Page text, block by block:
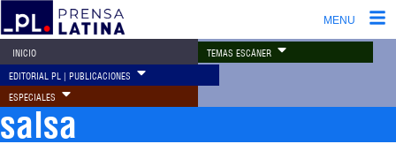
MENU
INICIO TEMAS ESCÁNER
EDITORIAL PL | PUBLICACIONES
ESPECIALES
salsa